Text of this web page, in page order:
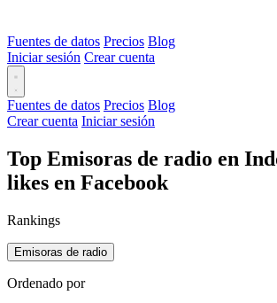
Fuentes de datos Precios Blog
Iniciar sesión Crear cuenta
Fuentes de datos Precios Blog
Crear cuenta Iniciar sesión
Top Emisoras de radio en
likes en Facebook
Rankings
Emisoras de radio
Ordenado por